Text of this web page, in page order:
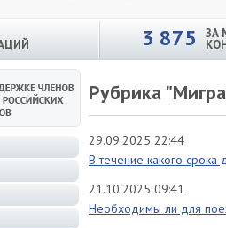
3 875 ЗА
Рубрика
29.09.2025 22:44
В течение какого
21.10.2025 09:41
Необходимы ли для